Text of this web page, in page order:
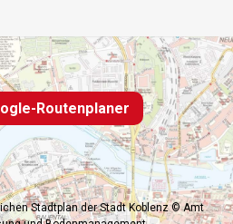
Routenplaner
Stadtplan der Stadt Koblenz © Amt